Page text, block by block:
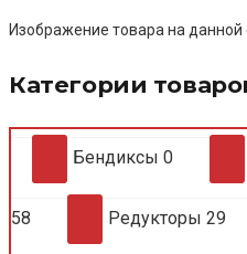
Изображение товара на
Категории
Бендиксы 0
58 Редукторы 29